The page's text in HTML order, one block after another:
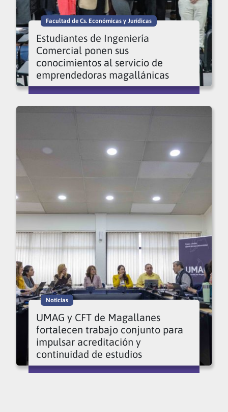
Facultad de Cs. Económicas y Jurídicas
Estudiantes de Ingeniería
Comercial ponen sus
conocimientos al servicio de
emprendedoras magallánicas
Noticias
UMAG y CFT de Magallanes
fortalecen trabajo conjunto para
impulsar acreditación y
continuidad de estudios